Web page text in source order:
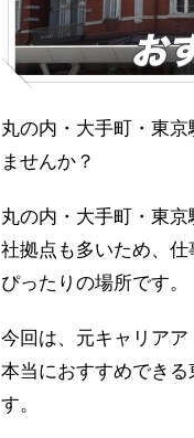
丸の内・大手町・東
ませんか？
丸の内・大手町・東
社拠点も多いため、
ぴったりの場所です。
今回は、元キャリアア
本当におすすめでき
す。